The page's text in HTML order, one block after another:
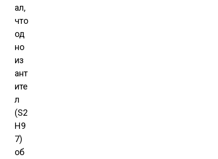
ал,
что
од
но
из
ант
ите
л
(S2
H9
7)
об